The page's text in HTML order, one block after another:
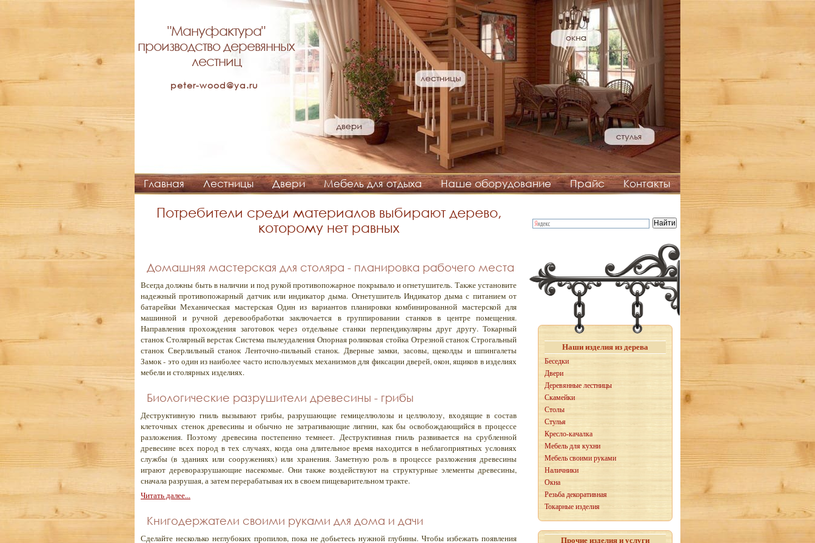
"Мануфактура"
производство деревянных
лестниц
peter-wood@ya.ru
Главная Лестницы Двери Мебель для отдыха Наше оборудование Прайс Контакты
Потребители среди материалов выбирают дерево,
которому нет равных
Домашняя мастерская для столяра - планировка рабочего места
Всегда должны быть в наличии и под рукой противопожарное покрывало и огнетушитель. Также установите
надежный противопожарный датчик или индикатор дыма. Огнетушитель Индикатор дыма с питанием от
батарейки Механическая мастерская Один из вариантов планировки комбинированной мастерской для
машинной и ручной деревообработки заключается в группировании станков в центре помещения.
Направления прохождения заготовок через отдельные станки перпендикулярны друг другу. Токарный
станок Столярный верстак Система пылеудаления Опорная роликовая стойка Отрезной станок Строгальный
станок Сверлильный станок Ленточно-пильный станок. Дверные замки, засовы, щеколды и шпингалеты
Замок - это один из наиболее часто используемых механизмов для фиксации дверей, окон, ящиков в изделиях
мебели и столярных изделиях.
Биологические разрушители древесины - грибы
Деструктивную гниль вызывают грибы, разрушающие гемицеллюлозы и целлюлозу, входящие в состав
клеточных стенок древесины и обычно не затрагивающие лигнин, как бы освобождающийся в процессе
разложения. Поэтому древесина постепенно темнеет. Деструктивная гниль развивается на срубленной
древесине всех пород в тех случаях, когда она длительное время находится в неблагоприятных условиях
службы (в зданиях или сооружениях) или хранения. Заметную роль в процессе разложения древесины
играют дереворазрушающие насекомые. Они также воздействуют на структурные элементы древесины,
сначала разрушая, а затем перерабатывая их в своем пищеварительном тракте.
Читать далее...
Книгодержатели своими руками для дома и дачи
Сделайте несколько неглубоких пропилов, пока не добьетесь нужной глубины. Чтобы избежать появления
Наши изделия из дерева
Беседки
Двери
Деревянные лестницы
Скамейки
Столы
Стулья
Кресло-качалка
Мебель для кухни
Мебель своими руками
Наличники
Окна
Резьба декоративная
Токарные изделия
Прочие изделия и услуги